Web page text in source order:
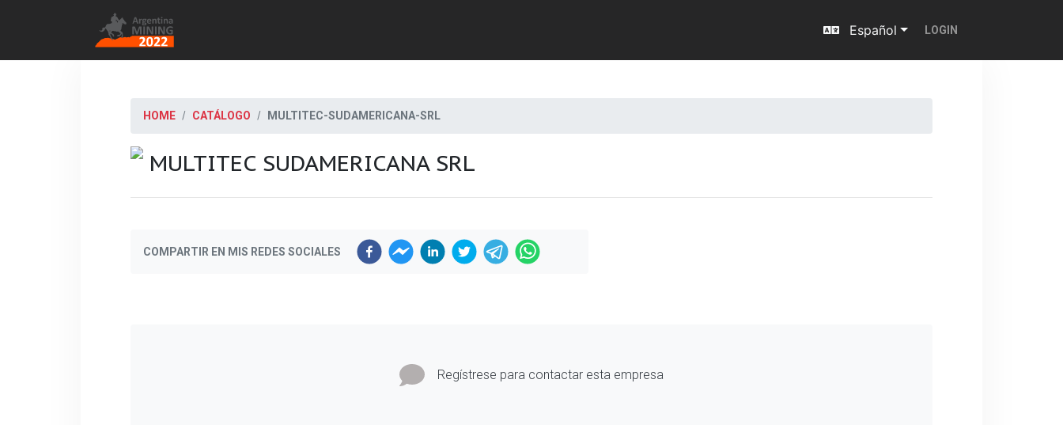
Español LOGIN
HOME CATÁLOGO MULTITEC-SUDAMERICANA-SRL
MULTITEC SUDAMERICANA SRL
COMPARTIR EN MIS REDES SOCIALES
Regístrese para contactar esta empresa